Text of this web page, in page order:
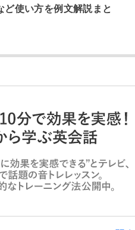
使い方を例文解説まと